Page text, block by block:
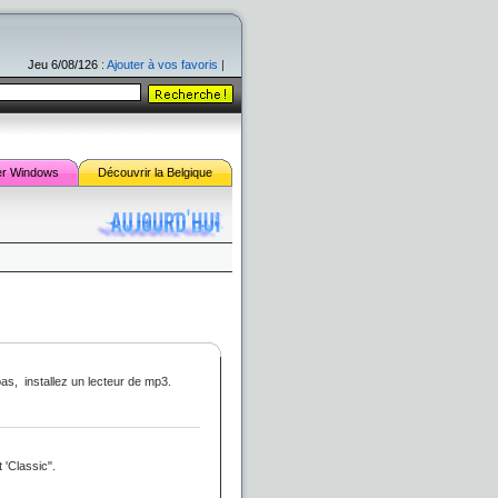
Jeu 6/08/126 : Ajouter à vos favoris |
Windows Découvrir la Belgique
installez un lecteur de mp3.
'Classic".